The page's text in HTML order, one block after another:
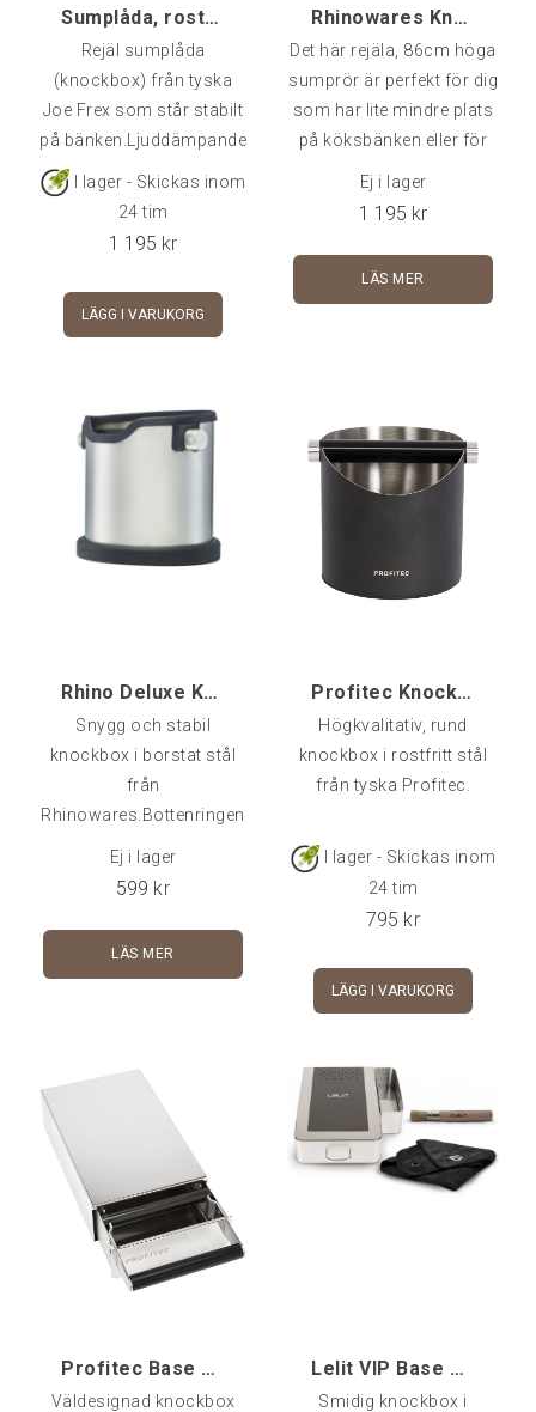
Sumplåda, rostfri medium [kmm]
Rejäl sumplåda
(knockbox) från tyska
Joe Frex som står stabilt
på bänken.Ljuddämpande
metalstång täckt i silikon
vibration.Dimensioner: 14
x 18,5 x 12 cm (b x d x h)
I lager - Skickas inom
24 tim
1 195 kr
LÄGG I VARUKORG
Rhinowares Knockbox Golv-variant
Det här rejäla, 86cm höga
sumprör är perfekt för dig
som har lite mindre plats
på köksbänken eller för
breda kragen i toppen ser
till att samla upp skvätt
tömning av sumpröret.Då
kragen i toppen är
avtagbar kan röret kan
även skäras ner till en
möta upp en bänkskiva
Ej i lager
1 195 kr
LÄS MER
Rhino Deluxe Knockbox
Snygg och stabil
knockbox i borstat stål
från
Rhinowares.Bottenringen
i silikon ger ett bra grepp
märken.Mittenpinnen har
ett dämpande hölje,
rengöring.Alla
silikondetaljer är
borttagbara, så vill man
köra endast köra själva
boxen i diskmaskin så är
det inga problem.
Ej i lager
599 kr
LÄS MER
Profitec Knockbox Round, rostfri/svart
Högkvalitativ, rund
knockbox i rostfritt stål
från tyska Profitec.
I lager - Skickas inom
24 tim
795 kr
LÄGG I VARUKORG
Profitec Base drawer knockbox
Väldesignad knockbox
Lelit VIP Base Drawer inkl duk och borste
Smidig knockbox i